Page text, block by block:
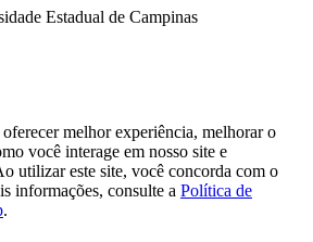
Estadual de Campinas
melhor experiência, melhorar o
você interage em nosso site e
utilizar este site, você concorda com o
informações, consulte a Política de
.